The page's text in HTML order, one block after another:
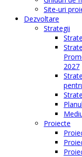
Site-uri
Dezvoltare
Strategii
2027
Proiecte